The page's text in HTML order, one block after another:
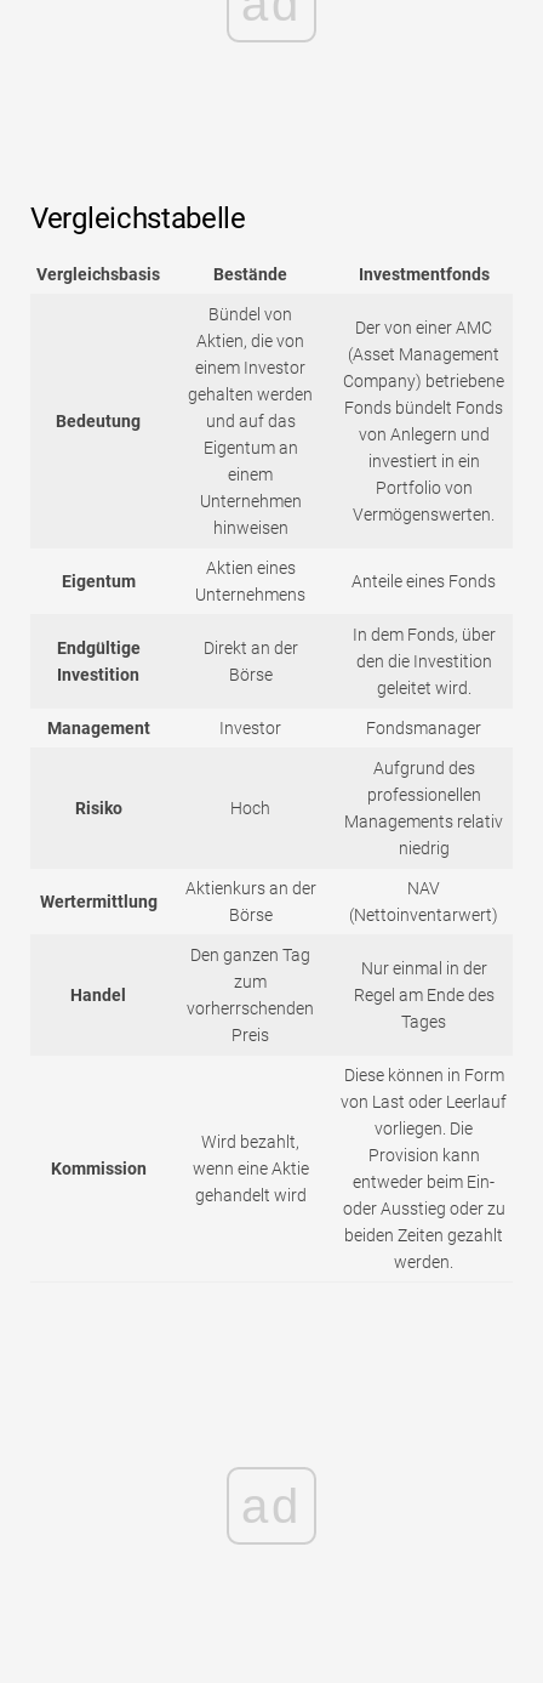
Vergleichstabelle
Vergleichsbasis Bestände Investmentfonds
Bedeutung
Bündel von
Aktien, die von
einem Investor
gehalten werden
und auf das
Eigentum an
einem
Unternehmen
hinweisen
Der von einer AMC
(Asset Management
Company) betriebene
Fonds bündelt Fonds
von Anlegern und
investiert in ein
Portfolio von
Vermögenswerten.
Eigentum
Aktien eines
Unternehmens
Anteile eines Fonds
Endgültige
Investition
Direkt an der
Börse
In dem Fonds, über
den die Investition
geleitet wird.
Management Investor Fondsmanager
Risiko Hoch
Aufgrund des
professionellen
Managements relativ
niedrig
Wertermittlung
Aktienkurs an der
Börse
NAV
(Nettoinventarwert)
Handel
Den ganzen Tag
zum
vorherrschenden
Preis
Nur einmal in der
Regel am Ende des
Tages
Kommission
Wird bezahlt,
wenn eine Aktie
gehandelt wird
Diese können in Form
von Last oder Leerlauf
vorliegen. Die
Provision kann
entweder beim Ein-
oder Ausstieg oder zu
beiden Zeiten gezahlt
werden.
ad